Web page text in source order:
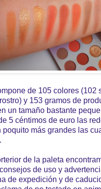
de 105 colores (102
y 153 gramos de
un tamaño bastante
5 céntimos de euro las
poquito más grandes las
de la paleta
de uso y
de expedición y de